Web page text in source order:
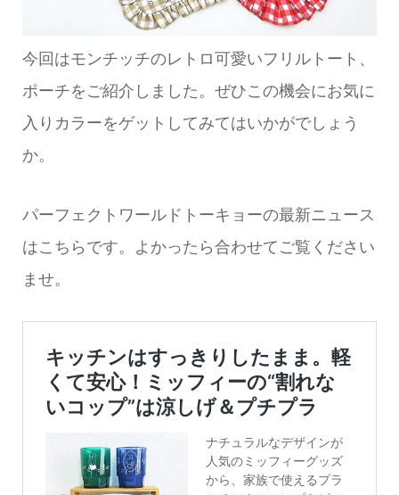
今回はモンチッチのレトロ可愛いフリルトート、
ポーチをご紹介しました。ぜひこの機会にお気に
入りカラーをゲットしてみてはいかがでしょう
か。
パーフェクトワールドトーキョーの最新ニュース
はこちらです。よかったら合わせてご覧ください
ませ。